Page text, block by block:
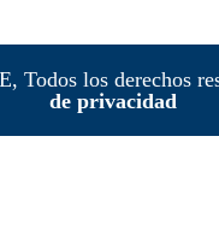
Todos los derechos
de privacidad